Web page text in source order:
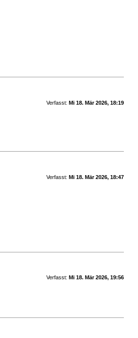
Verfasst: Mi 18. Mär 2026, 18:19
Verfasst: Mi 18. Mär 2026, 18:47
Verfasst: Mi 18. Mär 2026, 19:56